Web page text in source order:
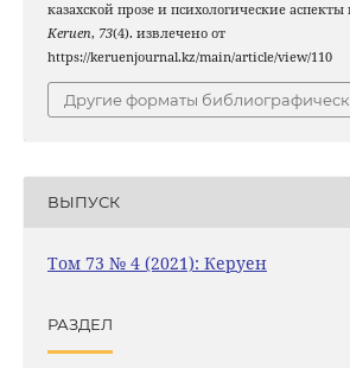
казахской прозе и психологические аспекты
Keruen, 73(4). извлечено от
https://keruenjournal.kz/main/article/view/110
Другие форматы
ВЫПУСК
Том 73 № 4 (2021): Керуен
РАЗДЕЛ